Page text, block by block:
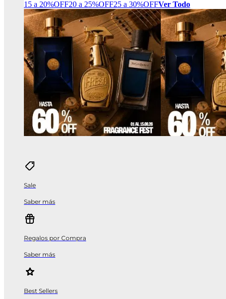
15 a 20%OFF20 a 25%OFF25 a 30%OFFVer Todo
Sale
Saber más
Regalos por Compra
Saber más
Best Sellers